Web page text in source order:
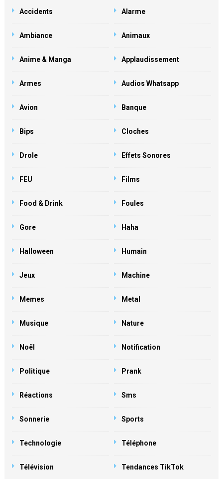
Accidents Alarme
Ambiance Animaux
Anime & Manga Applaudissement
Armes Audios Whatsapp
Avion Banque
Bips Cloches
Drole Effets Sonores
FEU Films
Food & Drink Foules
Gore Haha
Halloween Humain
Jeux Machine
Memes Metal
Musique Nature
Noël Notification
Politique Prank
Réactions Sms
Sonnerie Sports
Technologie Téléphone
Télévision Tendances TikTok